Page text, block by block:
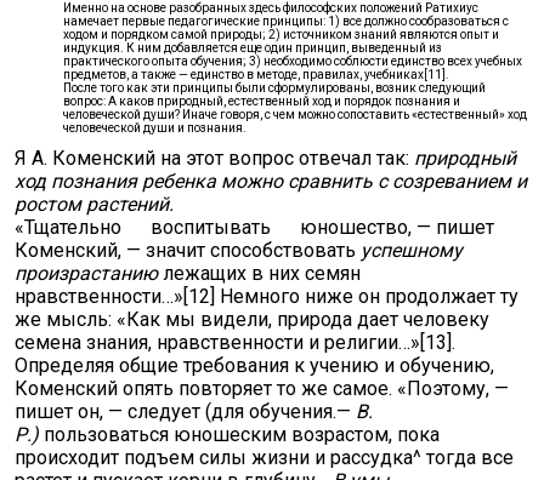
Именно на основе разобранных здесь философских положений Ратихиус
намечает первые педагогические принципы: 1) все должно сообразоваться с
ходом и порядком самой природы; 2) источником знаний являются опыт и
индукция. К ним добавляется еще один принцип, выведенный из
практического опыта обучения; 3) необходимо соблюсти единство всех учебных
предметов, а также — единство в методе, правилах, учебниках[11].
После того как эти принципы были сформулированы, возник следующий
вопрос: А каков природный, естественный ход и порядок познания и
человеческой души? Иначе говоря, с чем можно сопоставить «естественный» ход
человеческой души и познания.
Я А. Коменский на этот вопрос отвечал так: природный
ход познания ребенка можно сравнить с созреванием и
ростом растений.
«Тщательно воспитывать юношество, — пишет
Коменский, — значит способствовать успешному
произрастанию лежащих в них семян
нравственности…»[12] Немного ниже он продолжает ту
же мысль: «Как мы видели, природа дает человеку
семена знания, нравственности и религии…»[13].
Определяя общие требования к учению и обучению,
Коменский опять повторяет то же самое. «Поэтому, —
пишет он, — следует (для обучения.— В.
Р.) пользоваться юношеским возрастом, пока
происходит подъем силы жизни и рассудка^ тогда все